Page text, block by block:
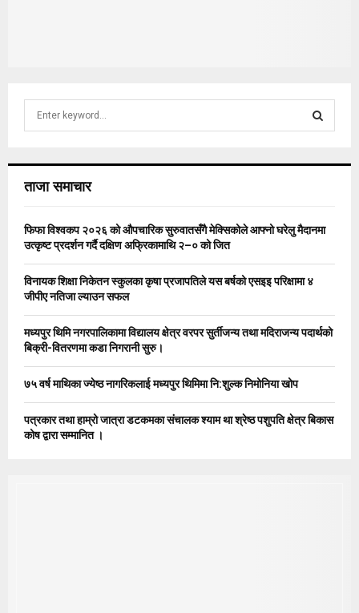
h
o
r
C
ताजा समाचार
फिफा विश्वकप २०२६ को औपचारिक सुरुवातसँगै मेक्सिकोले आफ्नो घरेलु मैदानमा
उत्कृष्ट प्रदर्शन गर्दै दक्षिण अफ्रिकामाथि २–० को जित
विनायक शिक्षा निकेतन स्कुलका कृषा प्रजापतिले यस बर्षको एसइइ परिक्षामा ४
जीपीए नतिजा ल्याउन सफल
मध्यपुर थिमि नगरपालिकामा विद्यालय क्षेत्र वरपर सुर्तीजन्य तथा मदिराजन्य पदार्थको
बिक्री-वितरणमा कडा निगरानी सुरु।
७५ वर्ष माथिका ज्येष्ठ नागरिकलाई मध्यपुर थिमिमा नि:शुल्क निमोनिया खोप
पत्रकार तथा हाम्रो जात्रा डटकमका संचालक श्याम था श्रेष्ठ पशुपति क्षेत्र बिकास
कोष द्वारा सम्मानित ।